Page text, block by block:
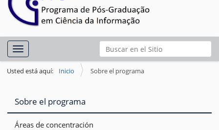
Buscar
Búsqueda Avanzada…
Toggle navigation
Usted está aquí: Inicio Sobre el programa
Sobre el programa
Áreas de concentración